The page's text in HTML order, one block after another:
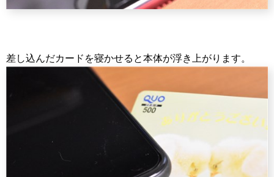
差し込んだカードを寝かせると本体が浮き上がります。